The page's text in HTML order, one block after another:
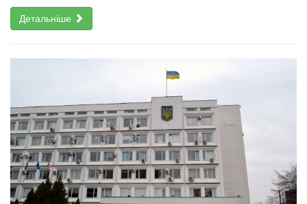
Детальніше